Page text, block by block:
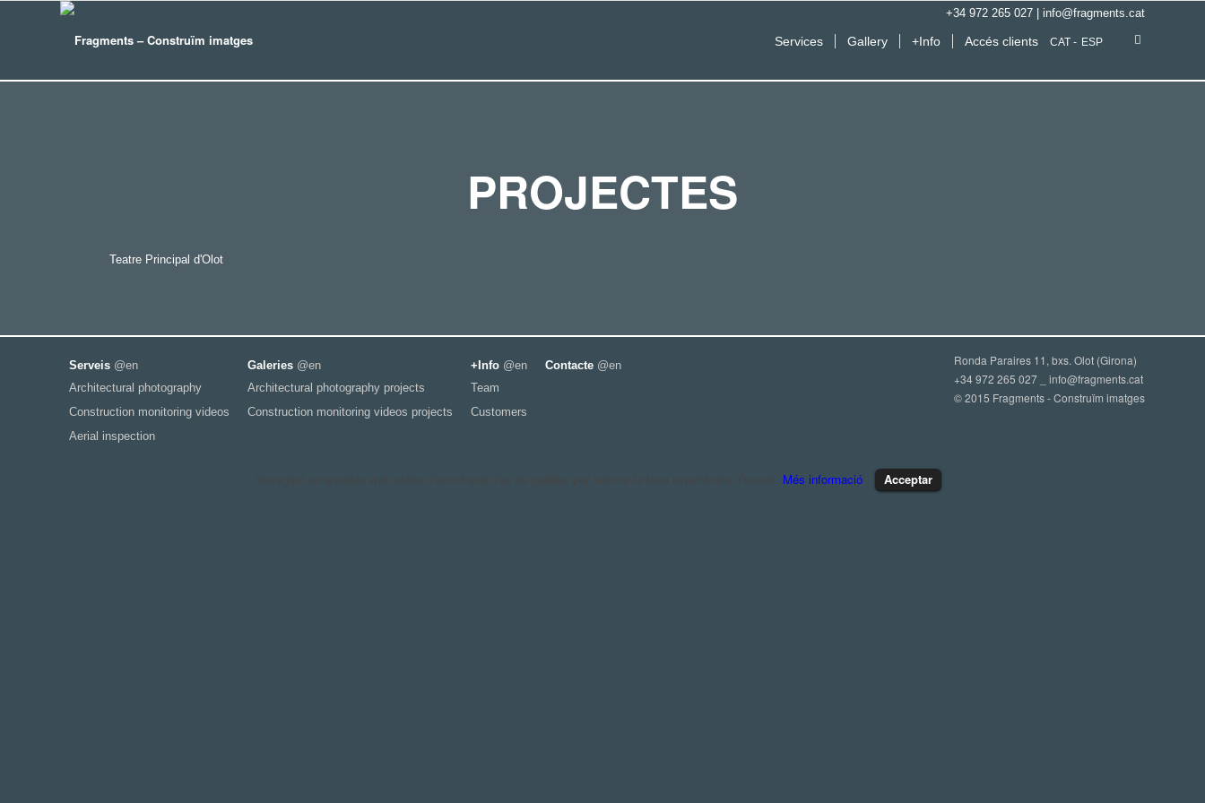
+34 972 265 027 info@fragments.cat
Services Gallery +Info Accés clients CAT ESP
PROJECTES
Teatre Principal d'Olot
Serveis @en
Architectural photography
Construction monitoring videos
Aerial inspection
Galeries @en
Architectural photography projects
Construction monitoring videos projects
+Info @en
Team
Customers
Contacte @en
Ronda Paraires 11, bxs. Olot (Girona)
+34 972 265 027 _ info@fragments.cat
© 2015 Fragments - Construïm imatges
Més informació Acceptar